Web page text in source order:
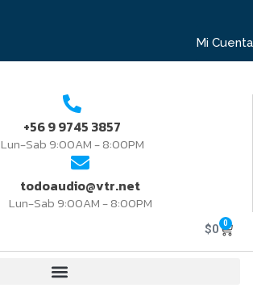
Mi Cuenta
+56 9 9745 3857
Lun-Sab 9:00AM - 8:00PM
todoaudio@vtr.net
Lun-Sab 9:00AM - 8:00PM
$0 0